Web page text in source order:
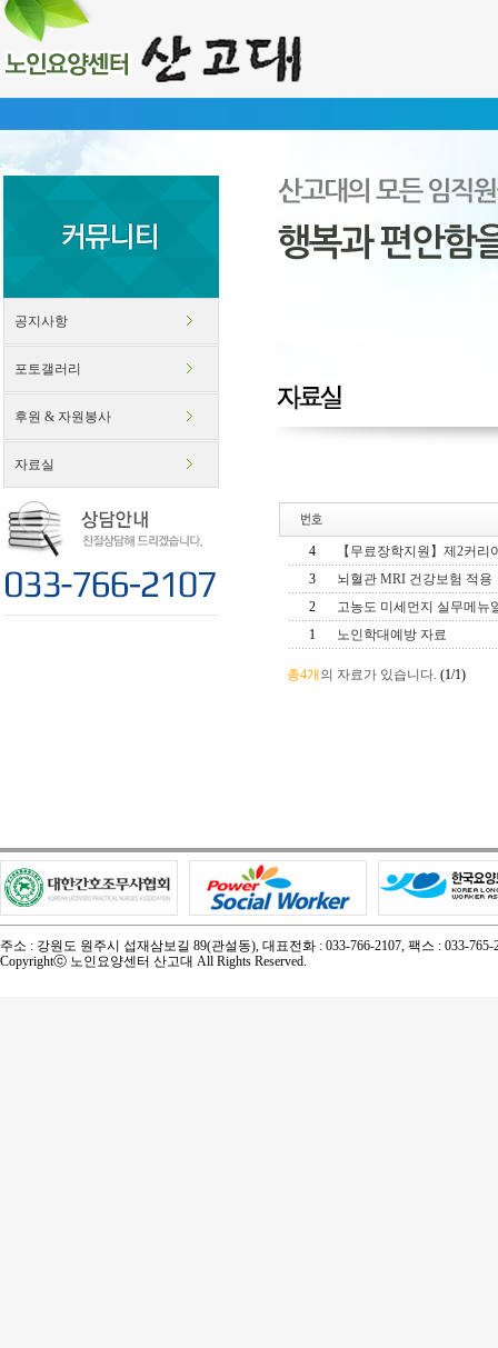
공지사항
포토갤러리
후원 & 자원봉사
자료실
4
【무료장학지원】제2커리
3
뇌혈관 MRI 건강보험 적용
2
고농도 미세먼지 실무메뉴
1
노인학대예방 자료
총4개 의 자료가 있습니다. (1/1)
주소 : 강원도 원주시 섭재삼보길 89(관설동), 대표전화 : 033-766-2107, 팩스 : 033-765-
Copyrightⓒ 노인요양센터 산고대 All Rights Reserved.